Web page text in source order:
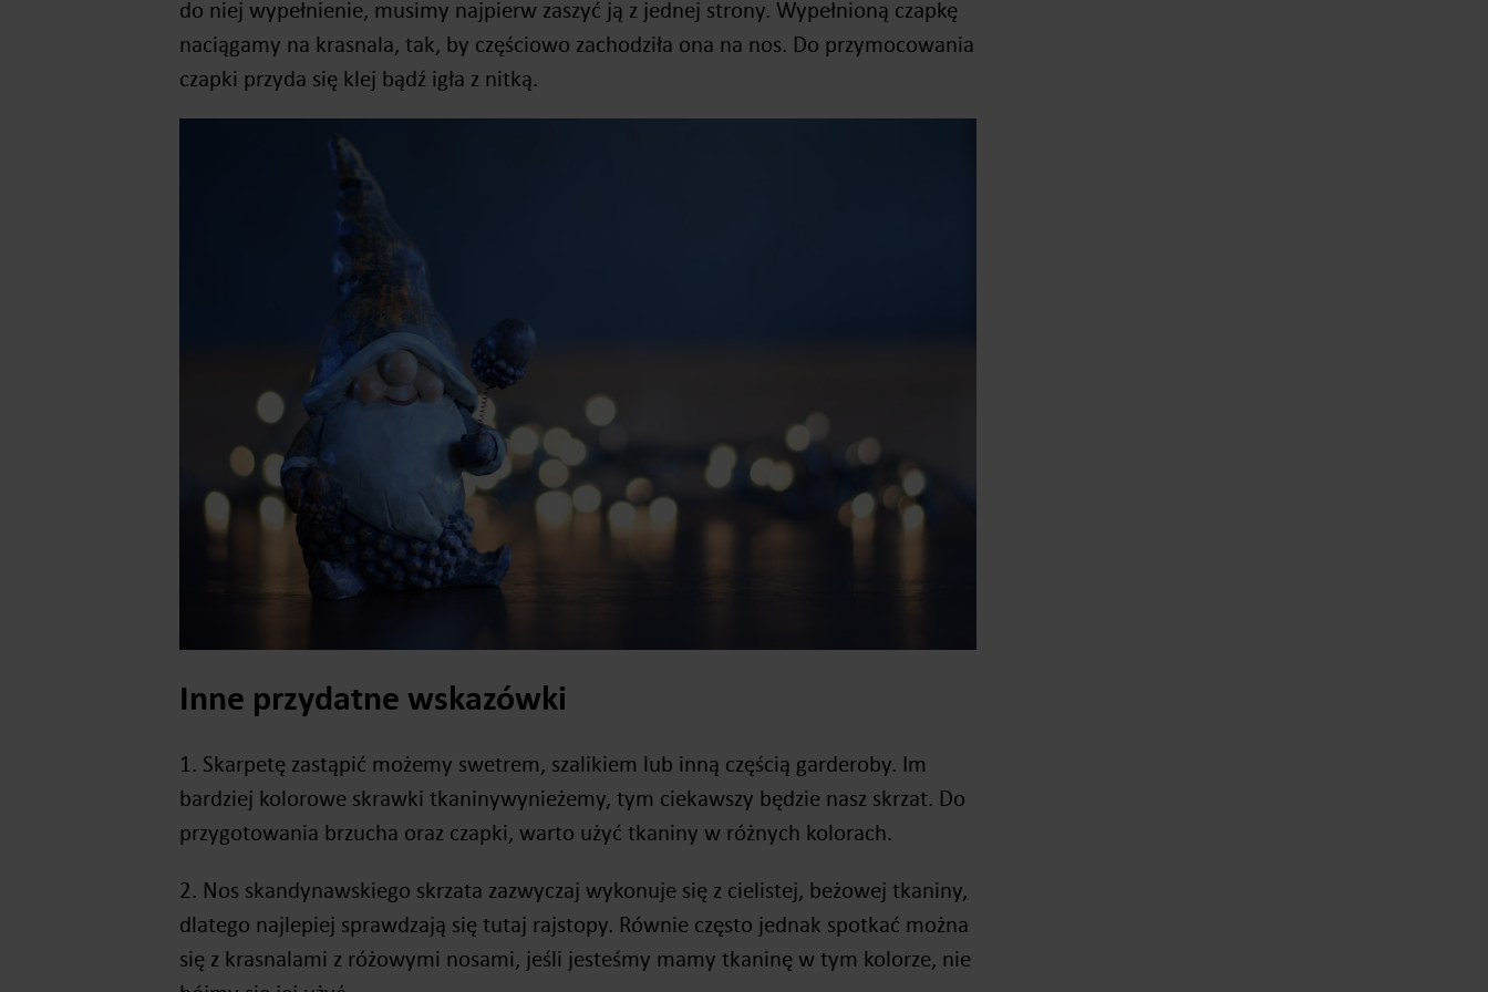
do niej wypełnienie, musimy najpierw zaszyć ją z jednej strony. Wypełnioną czapkę
naciągamy na krasnala, tak, by częściowo zachodziła ona na nos. Do przymocowania
czapki przyda się klej bądź igła z nitką.
Inne przydatne wskazówki
1. Skarpetę zastąpić możemy swetrem, szalikiem lub inną częścią garderoby. Im
bardziej kolorowe skrawki tkaninywynieżemy, tym ciekawszy będzie nasz skrzat. Do
przygotowania brzucha oraz czapki, warto użyć tkaniny w różnych kolorach.
2. Nos skandynawskiego skrzata zazwyczaj wykonuje się z cielistej, beżowej tkaniny,
dlatego najlepiej sprawdzają się tutaj rajstopy. Równie często jednak spotkać można
się z krasnalami z różowymi nosami, jeśli jesteśmy mamy tkaninę w tym kolorze, nie